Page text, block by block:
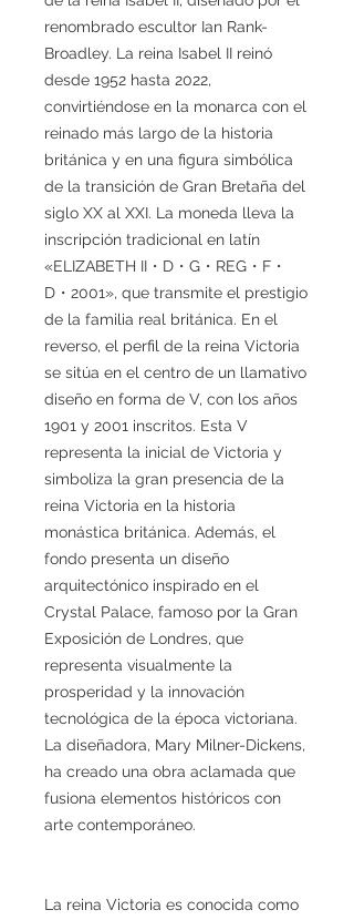
renombrado escultor Ian Rank-
Broadley. La reina Isabel II reinó
desde 1952 hasta 2022,
convirtiéndose en la monarca con el
reinado más largo de la historia
británica y en una figura simbólica
de la transición de Gran Bretaña del
siglo XX al XXI. La moneda lleva la
inscripción tradicional en latín
«ELIZABETH II・D・G・REG・F・
D・2001», que transmite el prestigio
de la familia real británica. En el
reverso, el perfil de la reina Victoria
se sitúa en el centro de un llamativo
diseño en forma de V, con los años
1901 y 2001 inscritos. Esta V
representa la inicial de Victoria y
simboliza la gran presencia de la
reina Victoria en la historia
monástica británica. Además, el
fondo presenta un diseño
arquitectónico inspirado en el
Crystal Palace, famoso por la Gran
Exposición de Londres, que
representa visualmente la
prosperidad y la innovación
tecnológica de la época victoriana.
La diseñadora, Mary Milner-Dickens,
ha creado una obra aclamada que
fusiona elementos históricos con
arte contemporáneo.
La reina Victoria es conocida como